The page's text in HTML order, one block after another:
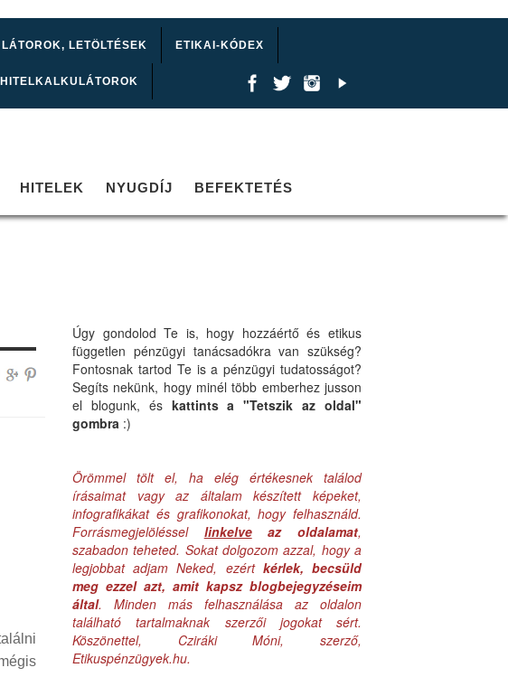
LETÖLTÉSEK ETIKAI-KÓDEX
HITELKALKULÁTOROK
HITELEK NYUGDÍJ BEFEKTETÉS
Úgy gondolod Te is, hogy hozzáértő és etikus
független pénzügyi tanácsadókra van szükség?
Fontosnak tartod Te is a pénzügyi tudatosságot?
Segíts nekünk, hogy minél több emberhez jusson
el blogunk, és kattints a "Tetszik az oldal"
gombra :)
Örömmel tölt el, ha elég értékesnek találod
írásaimat vagy az általam készített képeket,
infografikákat és grafikonokat, hogy felhasználd.
Forrásmegjelöléssel linkelveaz oldalamat,
szabadon teheted. Sokat dolgozom azzal, hogy a
legjobbat adjam Neked, ezért kérlek, becsüld
meg ezzel azt, amit kapsz blogbejegyzéseim
által. Minden más felhasználása az oldalon
található tartalmaknak szerzői jogokat sért.
Köszönettel, Cziráki Móni, szerző,
Etikuspénzügyek.hu.